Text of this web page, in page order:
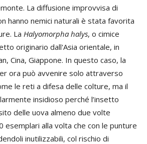
La diffusione improvvisa di
hanno nemici naturali è stata favorita
La Halyomorpha halys, o cimice
originario dall'Asia orientale, in
Cina, Giappone. In questo caso, la
ora può avvenire solo attraverso
le reti a difesa delle colture, ma il
insidioso perché l’insetto
delle uova almeno due volte
esemplari alla volta che con le punture
inutilizzabili, col rischio di